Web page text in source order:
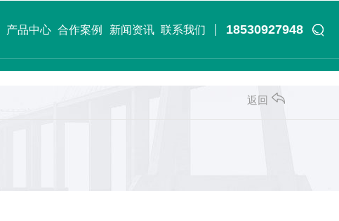
产品中心 合作案例 新闻资讯 联系我们 18530927948
返回